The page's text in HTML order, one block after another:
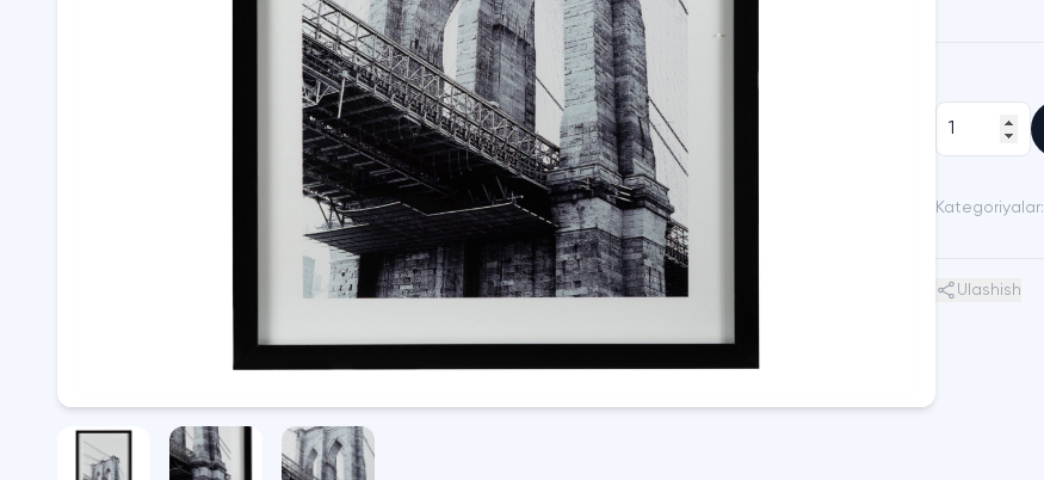
Kategoriyalar:
Ulashish